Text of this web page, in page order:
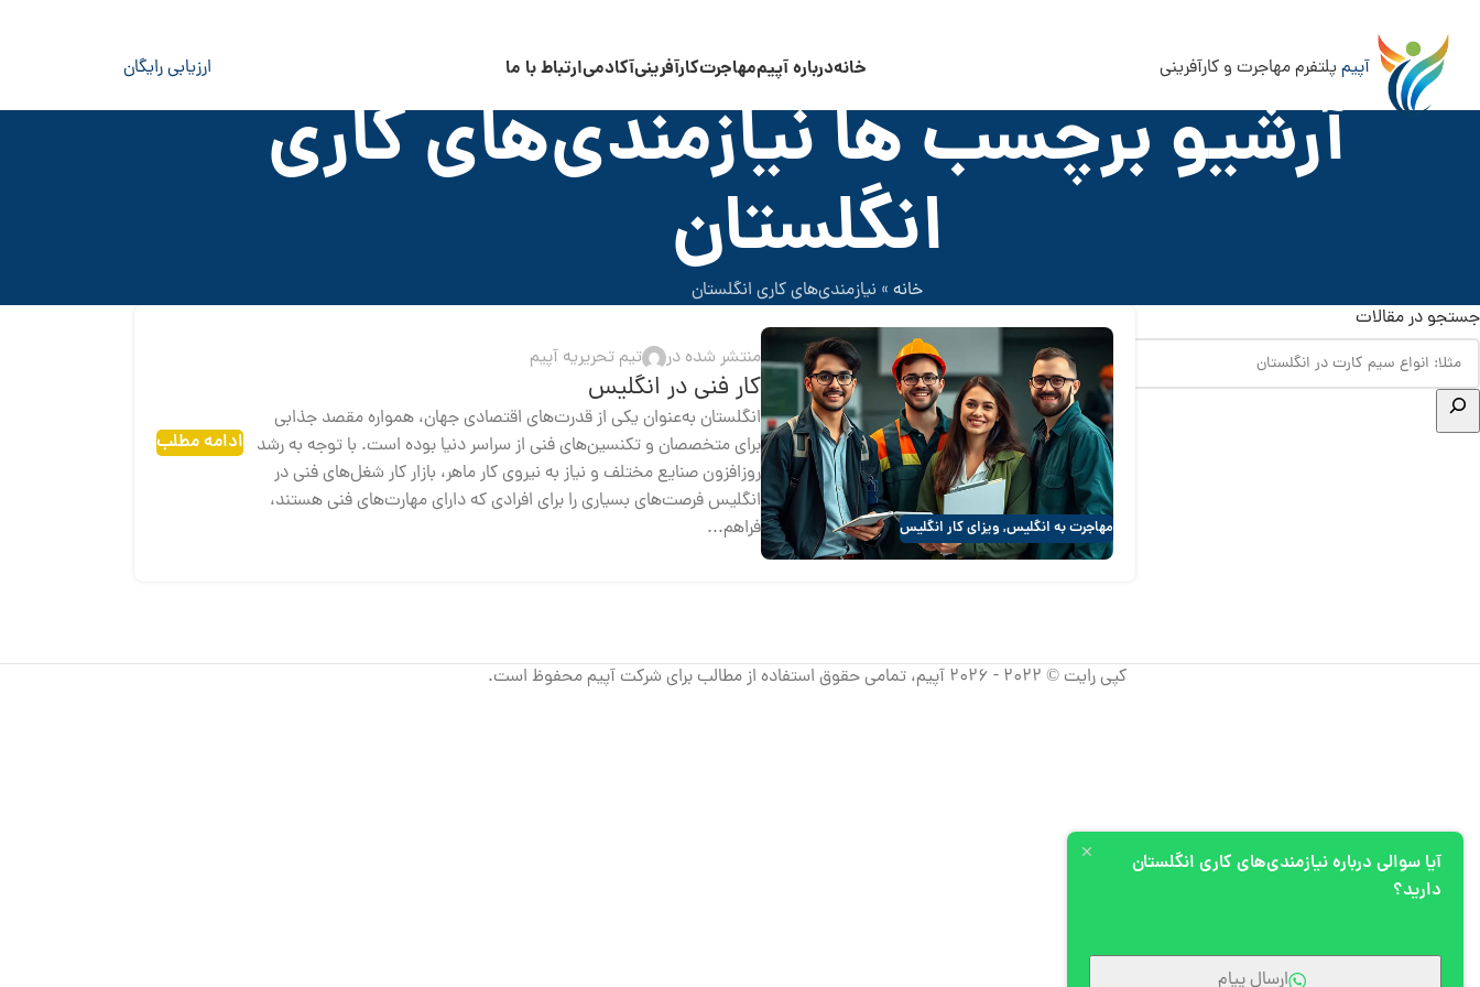
آپیمپلتفرم مهاجرت و کارآفرینی خانهدرباره آپیممهاجرتکارآفرینیآکادمیارتباط با ما ارزیابی رایگان
آرشیو برچسب ها نیازمندی‌های کاری
انگلستان
خانه » نیازمندی‌های کاری انگلستان
جستجو در مقالات
مهاجرت به انگلیس, ویزای کار انگلیس
منتشر شده در تیم تحریریه آپیم
کار فنی در انگلیس
انگلستان به‌عنوان یکی از قدرت‌های اقتصادی جهان، همواره مقصد جذابی
برای متخصصان و تکنسین‌های فنی از سراسر دنیا بوده است. با توجه به رشد
روزافزون صنایع مختلف و نیاز به نیروی کار ماهر، بازار کار شغل‌های فنی در
انگلیس فرصت‌های بسیاری را برای افرادی که دارای مهارت‌های فنی هستند،
فراهم...
ادامه مطلب
کپی رایت © 2022 - 2026 آپیم، تمامی حقوق استفاده از مطالب برای شرکت آپیم محفوظ است.
آیا سوالی درباره نیازمندی‌های کاری انگلستان
دارید؟
ارسال پیام